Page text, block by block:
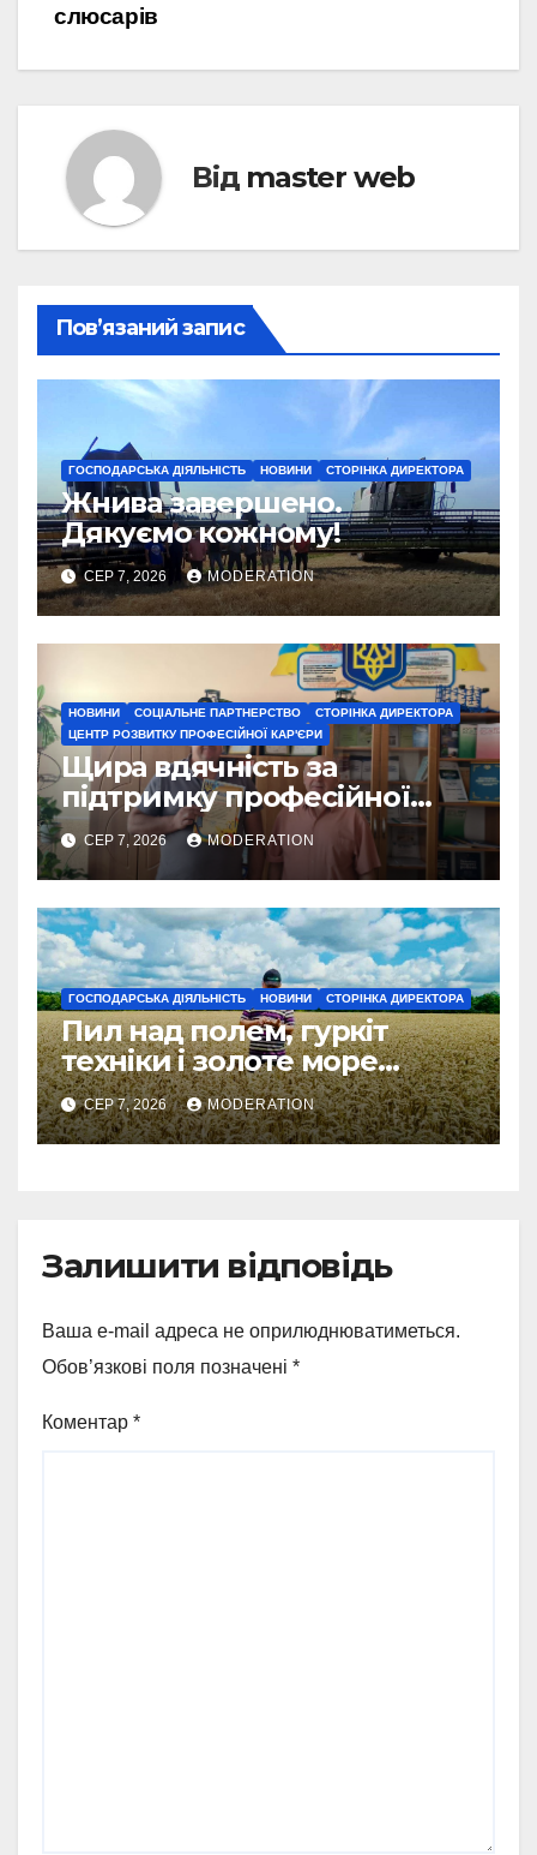
слюсарів
Від master web
Пов’язаний запис
ГОСПОДАРСЬКА ДІЯЛЬНІСТЬ НОВИНИ СТОРІНКА ДИРЕКТОРА
Жнива завершено.
Дякуємо кожному!
СЕР 7, 2026 MODERATION
НОВИНИ СОЦІАЛЬНЕ ПАРТНЕРСТВО
СТОРІНКА ДИРЕКТОРА
ЦЕНТР РОЗВИТКУ ПРОФЕСІЙНОЇ КАР'ЄРИ
Щира вдячність за
підтримку професійної
освіти
СЕР 7, 2026 MODERATION
ГОСПОДАРСЬКА ДІЯЛЬНІСТЬ НОВИНИ СТОРІНКА ДИРЕКТОРА
Пил над полем, гуркіт
техніки і золоте море
колосся — так виглядає
справжнє українське літо
СЕР 7, 2026 MODERATION
Залишити відповідь
Ваша e-mail адреса не оприлюднюватиметься.
Обов’язкові поля позначені *
Коментар *